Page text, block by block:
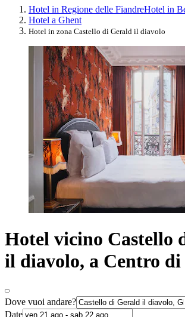
Hotel in Regione delle FiandreHotel in
Hotel a Ghent
Hotel in zona Castello di Gerald il diavolo
Hotel vicino Castello
il diavolo, a Centro
Dove vuoi andare?
Date